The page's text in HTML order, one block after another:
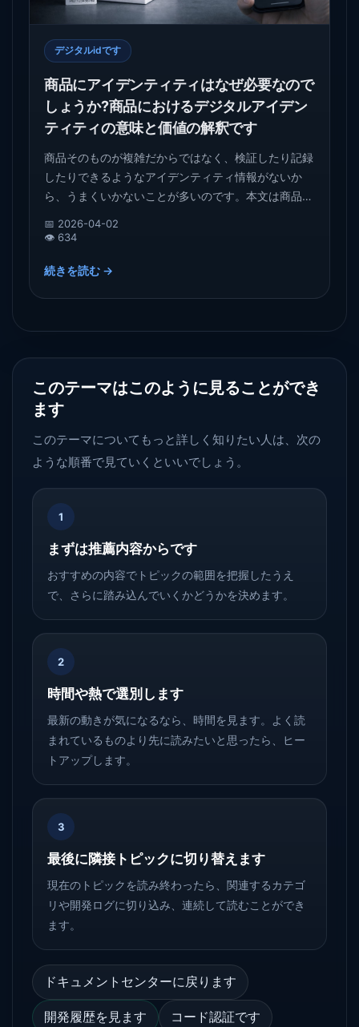
デジタルidです
商品にアイデンティティはなぜ必要なので
しょうか?商品におけるデジタルアイデン
ティティの意味と価値の解釈です
商品そのものが複雑だからではなく、検証したり記録
したりできるようなアイデンティティ情報がないか
ら、うまくいかないことが多いのです。本文は商品流
ぜ商品がますますデジタルアイデンティティを必要と
📅 2026-04-02
👁️ 634
続きを読む →
このテーマはこのように見ることができ
ます
このテーマについてもっと詳しく知りたい人は、次の
ような順番で見ていくといいでしょう。
1
まずは推薦内容からです
おすすめの内容でトピックの範囲を把握したうえ
で、さらに踏み込んでいくかどうかを決めます。
2
時間や熱で選別します
最新の動きが気になるなら、時間を見ます。よく読
まれているものより先に読みたいと思ったら、ヒー
トアップします。
3
最後に隣接トピックに切り替えます
現在のトピックを読み終わったら、関連するカテゴ
リや開発ログに切り込み、連続して読むことができ
ます。
ドキュメントセンターに戻ります
開発履歴を見ます コード認証です